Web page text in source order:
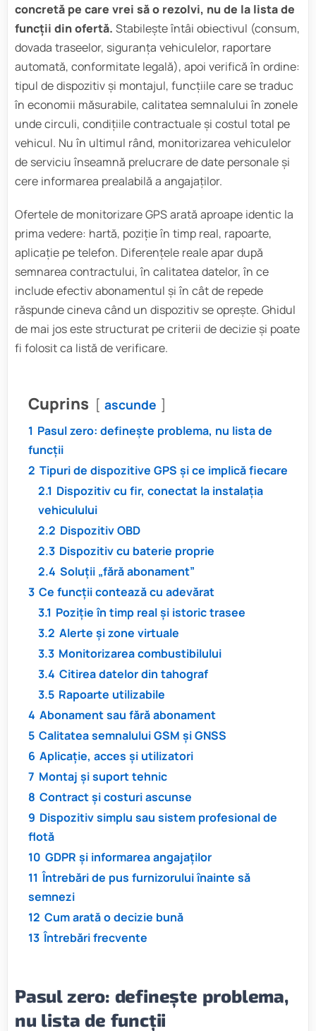
concretă pe care vrei să o rezolvi, nu de la lista de
funcții din ofertă. Stabilește întâi obiectivul (consum,
dovada traseelor, siguranța vehiculelor, raportare
automată, conformitate legală), apoi verifică în ordine:
tipul de dispozitiv și montajul, funcțiile care se traduc
în economii măsurabile, calitatea semnalului în zonele
unde circuli, condițiile contractuale și costul total pe
vehicul. Nu în ultimul rând, monitorizarea vehiculelor
de serviciu înseamnă prelucrare de date personale și
cere informarea prealabilă a angajaților.
Ofertele de monitorizare GPS arată aproape identic la
prima vedere: hartă, poziție în timp real, rapoarte,
aplicație pe telefon. Diferențele reale apar după
semnarea contractului, în calitatea datelor, în ce
include efectiv abonamentul și în cât de repede
răspunde cineva când un dispozitiv se oprește. Ghidul
de mai jos este structurat pe criterii de decizie și poate
fi folosit ca listă de verificare.
Cuprins ascunde
1 Pasul zero: definește problema, nu lista de
funcții
2 Tipuri de dispozitive GPS și ce implică fiecare
2.1 Dispozitiv cu fir, conectat la instalația
vehiculului
2.2 Dispozitiv OBD
2.3 Dispozitiv cu baterie proprie
2.4 Soluții „fără abonament”
3 Ce funcții contează cu adevărat
3.1 Poziție în timp real și istoric trasee
3.2 Alerte și zone virtuale
3.3 Monitorizarea combustibilului
3.4 Citirea datelor din tahograf
3.5 Rapoarte utilizabile
4 Abonament sau fără abonament
5 Calitatea semnalului GSM și GNSS
6 Aplicație, acces și utilizatori
7 Montaj și suport tehnic
8 Contract și costuri ascunse
9 Dispozitiv simplu sau sistem profesional de
flotă
10 GDPR și informarea angajaților
11 Întrebări de pus furnizorului înainte să
semnezi
12 Cum arată o decizie bună
13 Întrebări frecvente
Pasul zero: definește problema,
nu lista de funcții